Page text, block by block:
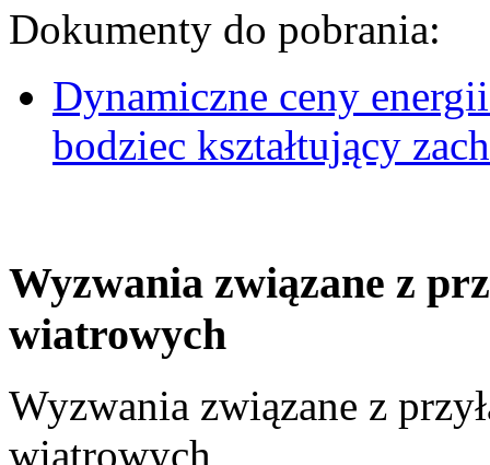
Dokumenty do pobrania:
Dynamiczne ceny
bodziec kształtujący
Wyzwania związane z
wiatrowych
Wyzwania związane z
wiatrowych